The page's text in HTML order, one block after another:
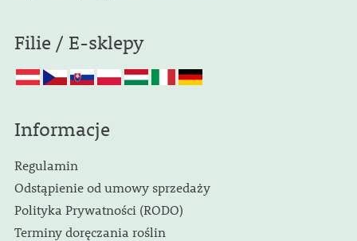
Filie / E-sklepy
Informacje
Regulamin
Odstąpienie od umowy sprzedaży
Polityka Prywatności (RODO)
Terminy doręczania roślin